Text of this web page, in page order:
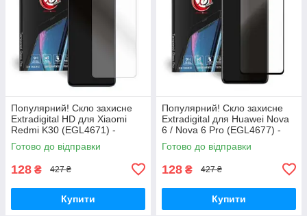
Популярний! Скло захисне
Extradigital HD для Xiaomi
Redmi K30 (EGL4671) -
Краща якість тільки на
Nukleon.com.ua
Готово до відправки
128 ₴ 427 ₴
Купити
Популярний! Скло захисне
Extradigital для Huawei Nova
6 / Nova 6 Pro (EGL4677) -
Краща якість тільки на
Nukleon.com.ua
Готово до відправки
128 ₴ 427 ₴
Купити